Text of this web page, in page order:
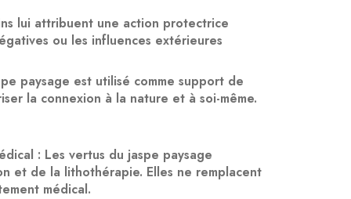
lui attribuent une action protectrice
ou les influences extérieures
paysage est utilisé comme support de
la connexion à la nature et à soi-même.
: Les vertus du jaspe paysage
et de la lithothérapie. Elles ne remplacent
médical.